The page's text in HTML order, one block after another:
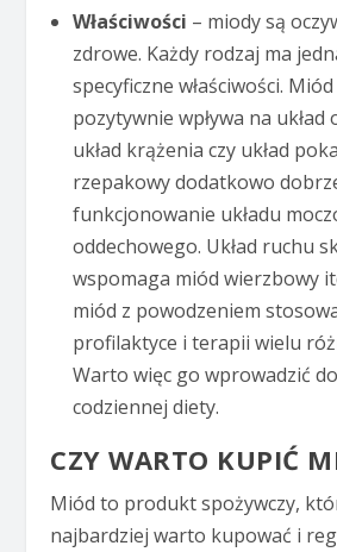
Właściwości – miody są
zdrowe. Każdy rodzaj ma
specyficzne właściwości.
pozytywnie wpływa na
układ krążenia czy układ
rzepakowy dodatkowo
funkcjonowanie układu
oddechowego. Układ ruchu
wspomaga miód wierzbowy
miód z powodzeniem
profilaktyce i terapii wielu
Warto więc go wprowadzić
codziennej diety.
CZY WARTO KUPIĆ
Miód to produkt spożywczy,
najbardziej warto kupować i